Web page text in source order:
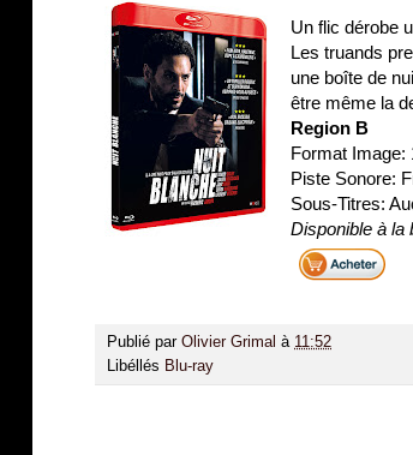
Un flic dérobe
Les truands
une boîte de
être même la
Region B
Format Image:
Piste Sonore:
Sous-Titres:
Disponible à la
Publié par Olivier Grimal à 11:52
Libéllés Blu-ray